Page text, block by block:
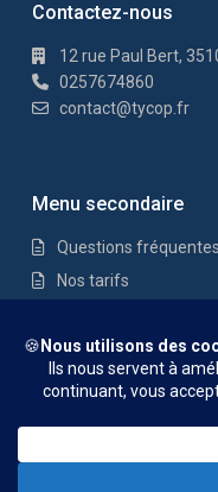
Contactez-nous
12 rue Paul Bert,
0257674860
contact@tycop.fr
Menu secondaire
Questions fréquentes
Nos tarifs
Mentions Légales